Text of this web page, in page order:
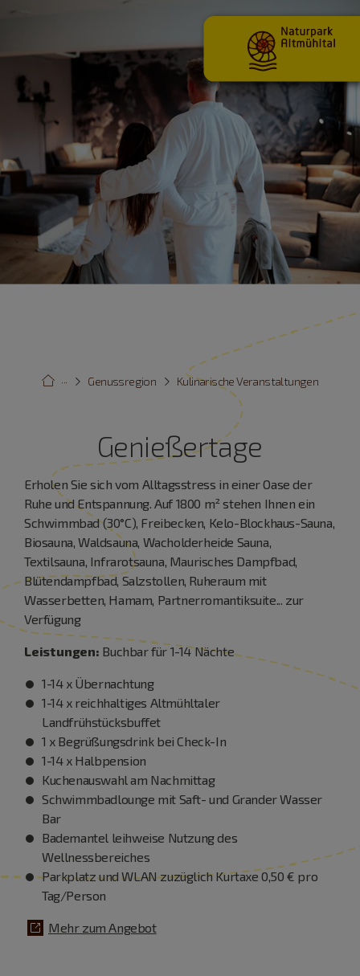
Kulinarische Veranstaltungen
Genussregion
···
Genießertage
Erholen Sie sich vom Alltagsstress in einer Oase der
Ruhe und Entspannung. Auf 1800 m² stehen Ihnen ein
Schwimmbad (30°C), Freibecken, Kelo-Blockhaus-Sauna,
Biosauna, Waldsauna, Wacholderheide Sauna,
Textilsauna, Infrarotsauna, Maurisches Dampfbad,
Blütendampfbad, Salzstollen, Ruheraum mit
Wasserbetten, Hamam, Partnerromantiksuite... zur
Verfügung
Leistungen: Buchbar für 1-14 Nächte
1-14 x Übernachtung
1-14 x reichhaltiges Altmühltaler
Landfrühstücksbuffet
1 x Begrüßungsdrink bei Check-In
1-14 x Halbpension
Kuchenauswahl am Nachmittag
Schwimmbadlounge mit Saft- und Grander Wasser
Bar
Bademantel leihweise Nutzung des
Wellnessbereiches
Parkplatz und WLAN zuzüglich Kurtaxe 0,50 € pro
Tag/Person
Mehr zum Angebot